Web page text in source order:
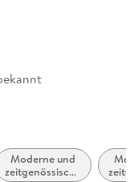
Moderne und
zeitgenössische